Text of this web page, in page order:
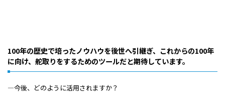
100年の歴史で培ったノウハウを後世へ引継ぎ、これからの100年
に向け、舵取りをするためのツールだと期待しています。
―今後、どのように活用されますか？